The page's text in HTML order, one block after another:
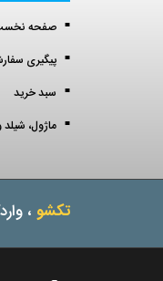
صفحه
پیگیری
سبد خرید
ماژول، شیلد
تکشو ،